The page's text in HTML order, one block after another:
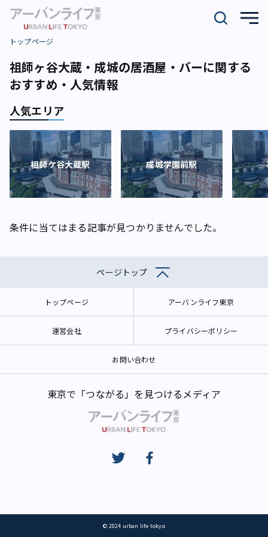
トップページ
祖師ヶ谷大蔵・成城の居酒屋・バーに関する
おすすめ・人気情報
人気エリア
祖師ケ谷大蔵駅 成城学園前駅
条件に当てはまる記事が見つかりませんでした。
ページトップ
トップページ アーバンライフ東京
運営会社 プライバシーポリシー
お問い合わせ
東京で「つながる」を見つけるメディア
© 2024 urban life tokyo